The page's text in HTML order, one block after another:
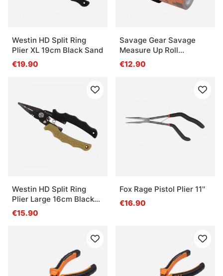
Westin HD Split Ring
Plier XL 19cm Black Sand
€19.90
Savage Gear Savage
Measure Up Roll
8x130cm
€12.90
Westin HD Split Ring
Plier Large 16cm Black
Sand
€15.90
Fox Rage Pistol Plier 11''
€16.90